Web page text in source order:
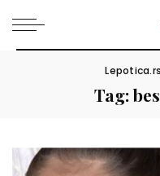
Lepotica.rs
Tag: